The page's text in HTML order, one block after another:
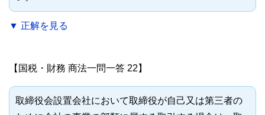
▼ 正解を見る
【国税・財務 商法一問一答 22】
取締役会設置会社において取締役が自己又は第三者の